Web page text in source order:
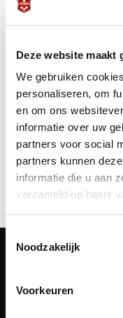
Deze website maakt
We gebruiken
personaliseren, om
en om ons
informatie over uw
partners voor social
partners kunnen
informatie die u aan
verzameld op basis
Noodzakelijk
Voorkeuren
Startdatum:
1 december 2019 -
Meer informatie:
Ziewww.nkpool.nl